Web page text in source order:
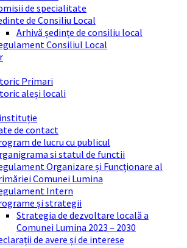
de specialitate
de Consiliu Local
Arhivă ședințe de consiliu local
Consiliul Local
Primari
aleși locali
de contact
de lucru cu publicul
si statul de functii
Organizare și Funcționare al
Comunei Lumina
Intern
și strategii
Strategia de dezvoltare locală a
Comunei Lumina 2023 – 2030
de avere și de interese